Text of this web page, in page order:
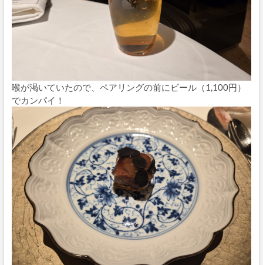
喉が渇いていたので、ペアリングの前にビール（1,100円）
でカンパイ！